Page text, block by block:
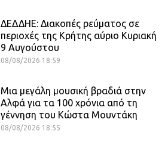
ΔΕΔΔΗΕ: Διακοπές ρεύματος σε
περιοχές της Κρήτης αύριο Κυριακή
9 Αυγούστου
08/08/2026 18:59
Μια μεγάλη μουσική βραδιά στην
Αλφά για τα 100 χρόνια από τη
γέννηση του Κώστα Μουντάκη
08/08/2026 18:55